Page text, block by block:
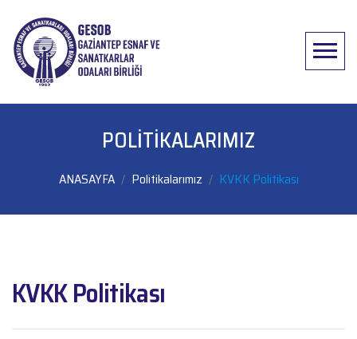
POLITIKALARIMIZ
ANASAYFA Politikalarımız KVKK Politikası
KVKK Politikası